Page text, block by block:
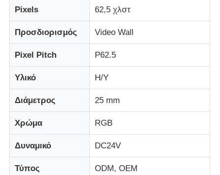
Οθόνη LED Mesh
Οθόνη LED Mesh
LED διαφανής οθόνη φιλμ
Διαφανής οθόνη LED
Pixels 62,5 χλστ
Προσδιορισμός Video Wall
Pixel Pitch P62.5
Υλικό Η/Υ
Διάμετρος 25 mm
Χρώμα RGB
Δυναμικό DC24V
Τύπος
ODM, OEM